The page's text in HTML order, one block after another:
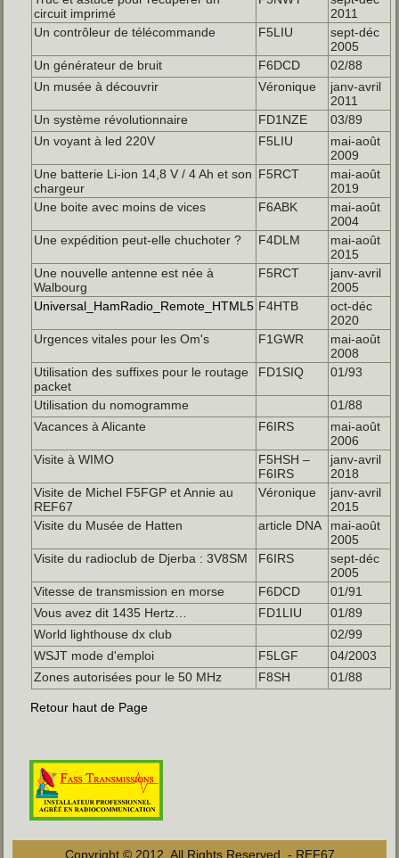
circuit imprimé
2011
Un contrôleur de télécommande
F5LIU
sept-déc
2005
Un générateur de bruit
F6DCD
02/88
Un musée à découvrir
Véronique
janv-avril
2011
Un système révolutionnaire
FD1NZE
03/89
Un voyant à led 220V
F5LIU
mai-août
2009
Une batterie Li-ion 14,8 V / 4 Ah et son
chargeur
F5RCT
mai-août
2019
Une boite avec moins de vices
F6ABK
mai-août
2004
Une expédition peut-elle chuchoter ?
F4DLM
mai-août
2015
Une nouvelle antenne est née à
Walbourg
F5RCT
janv-avril
2005
Universal_HamRadio_Remote_HTML5 F4HTB
oct-déc
2020
Urgences vitales pour les Om's
F1GWR
mai-août
2008
Utilisation des suffixes pour le routage
packet
FD1SIQ 01/93
Utilisation du nomogramme
01/88
Vacances à Alicante
F6IRS
mai-août
2006
Visite à WIMO
F5HSH –
F6IRS
janv-avril
2018
Visite de Michel F5FGP et Annie au
REF67
Véronique
janv-avril
2015
Visite du Musée de Hatten
article DNA
mai-août
2005
Visite du radioclub de Djerba : 3V8SM
F6IRS
sept-déc
2005
Vitesse de transmission en morse
F6DCD
01/91
Vous avez dit 1435 Hertz…
FD1LIU
01/89
World lighthouse dx club
02/99
WSJT mode d'emploi
F5LGF
04/2003
Zones autorisées pour le 50 MHz
F8SH 01/88
Retour haut de Page
Copyright © 2012. All Rights Reserved. - REF67